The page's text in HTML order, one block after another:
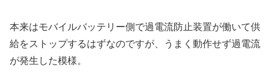
本来はモバイルバッテリー側で過電流防止装置が働いて供
給をストップするはずなのですが、うまく動作せず過電流
が発生した模様。